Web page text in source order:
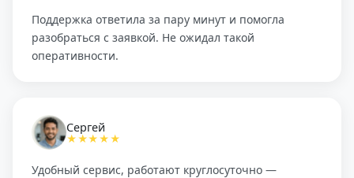
Поддержка ответила за пару минут и помогла
разобраться с заявкой. Не ожидал такой
оперативности.
Сергей
★★★★★
Удобный сервис, работают круглосуточно —